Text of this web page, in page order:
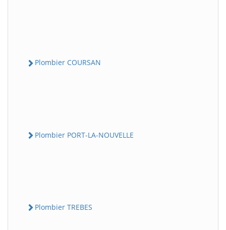
Plombier COURSAN
Plombier PORT-LA-NOUVELLE
Plombier TREBES